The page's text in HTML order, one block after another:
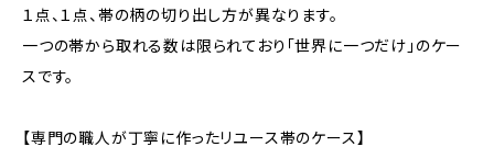
１点、１点、帯の柄の切り出し方が異なります。
一つの帯から取れる数は限られており「世界に一つだけ」のケー
スです。
【専門の職人が丁寧に作ったリユース帯のケース】